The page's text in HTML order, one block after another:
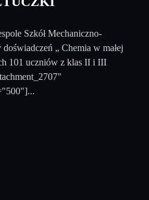
Szkół Mechaniczno-
„ Chemia w małej
101 uczniów z klas II i III